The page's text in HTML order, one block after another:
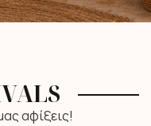
αφίξεις!